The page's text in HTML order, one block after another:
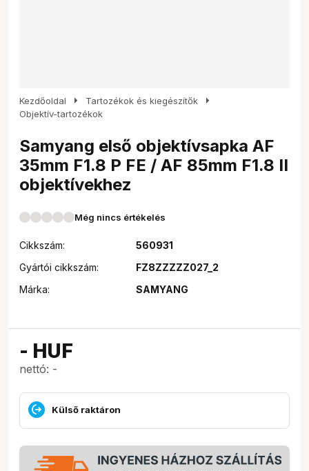
Kezdőoldal arrow_right Tartozékok és kiegészítők arrow_right
Objektív-tartozékok
Samyang első objektívsapka AF
35mm F1.8 P FE / AF 85mm F1.8 II
objektívekhez
Még nincs értékelés
Cikkszám:
560931
Gyártói cikkszám:
FZ8ZZZZZ027_2
Márka:
SAMYANG
- HUF
nettó: -
Külső raktáron